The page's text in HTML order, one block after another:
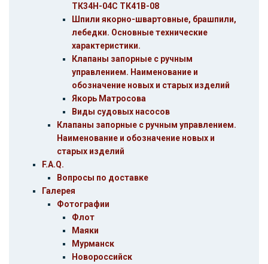
ТК34H-04C ТК41В-08
Шпили якорно-швартовные, брашпили,
лебедки. Основные технические
характеристики.
Клапаны запорные с ручным
управлением. Наименование и
обозначение новых и старых изделий
Якорь Матросова
Виды судовых насосов
Клапаны запорные с ручным управлением.
Наименование и обозначение новых и
старых изделий
F.A.Q.
Вопросы по доставке
Галерея
Фотографии
Флот
Маяки
Мурманск
Новороссийск